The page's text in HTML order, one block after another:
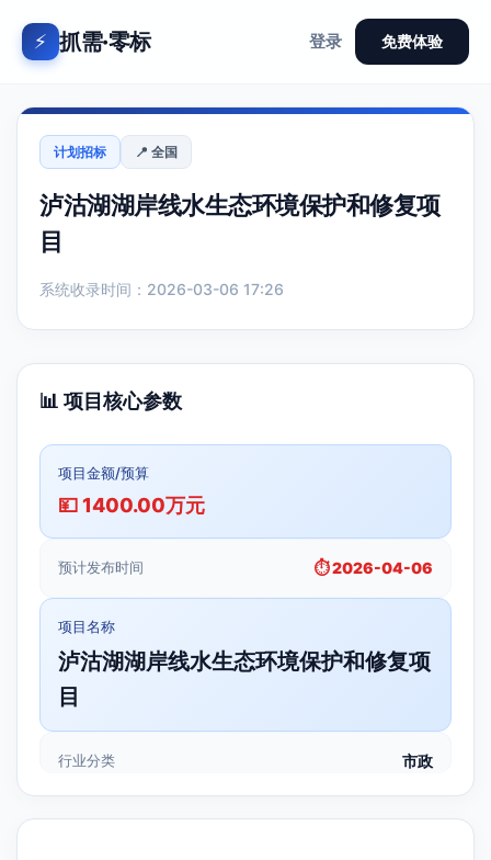
⚡ 抓需·零标 登录 免费体验
计划招标 📍 全国
泸沽湖湖岸线水生态环境保护和修复项
目
系统收录时间：2026-03-06 17:26
📊 项目核心参数
项目金额/预算
💴 1400.00万元
预计发布时间 ⏱️ 2026-04-06
项目名称
泸沽湖湖岸线水生态环境保护和修复项
目
行业分类 市政